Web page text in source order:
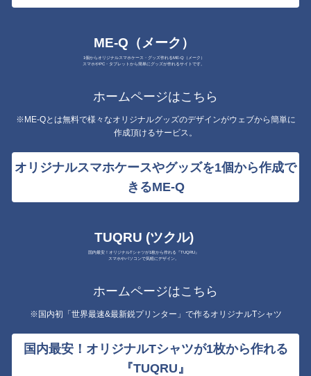
ME-Q（メーク）
1個からオリジナルスマホケース・グッズ作れるME-Q（メーク）
スマホやPC・タブレットから簡単にグッズが作れるサイトです。
ホームページはこちら
※ME-Qとは無料で様々なオリジナルグッズのデザインがウェブから簡単に
作成頂けるサービス。
オリジナルスマホケースやグッズを1個から作成で
きるME-Q
TUQRU (ツクル)
国内最安！オリジナルTシャツが1枚から作れる『TUQRU』
スマホやパソコンで気軽にデザイン。
ホームページはこちら
※国内初「世界最速&最新鋭プリンター」で作るオリジナルTシャツ
国内最安！オリジナルTシャツが1枚から作れる
『TUQRU』